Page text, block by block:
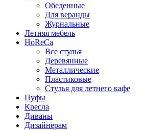
Обеденные
Для веранды
Журнальные
Летняя мебель
HoReCa
Все стулья
Деревянные
Металлические
Пластиковые
Стулья для летнего кафе
Пуфы
Кресла
Диваны
Дизайнерам